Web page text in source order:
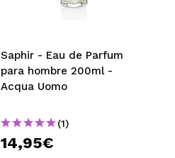
Saphir - Eau de Parfum
para hombre 200ml -
Acqua Uomo
(1)
14,95€